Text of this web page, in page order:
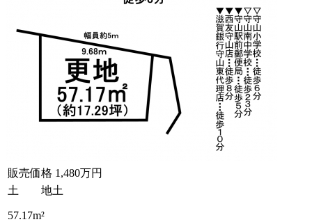
販売価格 1,480万円
土 地土
57.17m²